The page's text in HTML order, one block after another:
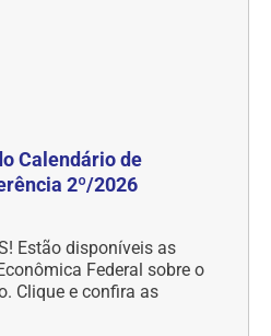
Calendário de
2º/2026
Estão disponíveis as
Federal sobre o
Clique e confira as